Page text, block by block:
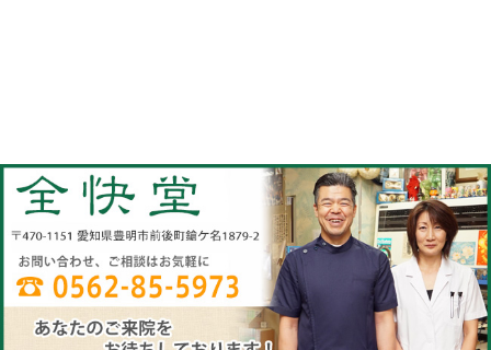
当院へのアクセス情報
全快堂
所在地
〒470-1151 愛知県豊明市前後町鎗ケ
電話番号
0562-85-5973(電話予約は必ず必要に